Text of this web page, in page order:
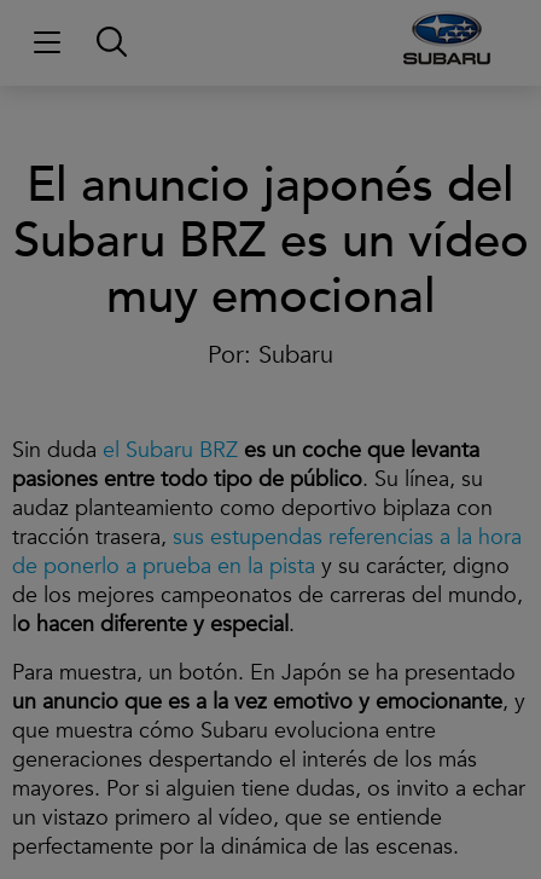
El anuncio japonés del
Subaru BRZ es un vídeo
muy emocional
Por: Subaru
Clic
para
Sin duda el Subaru BRZ es un coche que levanta
pasiones entre todo tipo de público. Su línea, su
audaz planteamiento como deportivo biplaza con
tracción trasera, sus estupendas referencias a la hora
de ponerlo a prueba en la pista y su carácter, digno
de los mejores campeonatos de carreras del mundo,
lo hacen diferente y especial.
Para muestra, un botón. En Japón se ha presentado
un anuncio que es a la vez emotivo y emocionante, y
que muestra cómo Subaru evoluciona entre
generaciones despertando el interés de los más
mayores. Por si alguien tiene dudas, os invito a echar
un vistazo primero al vídeo, que se entiende
perfectamente por la dinámica de las escenas.